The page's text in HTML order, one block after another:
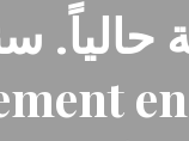
حالياً.